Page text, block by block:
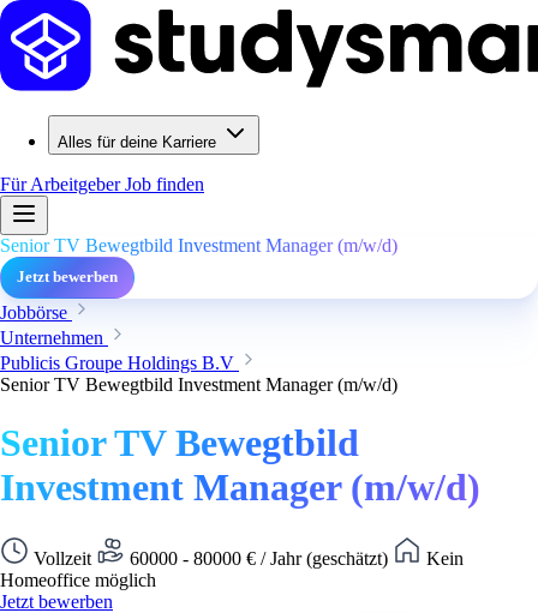
Alles für deine Karriere
Für ArbeitgeberJob finden
Senior TV Bewegtbild Investment Manager (m/w/d)
Jetzt bewerben
Jobbörse
Unternehmen
Publicis Groupe Holdings B.V
Senior TV Bewegtbild Investment Manager (m/w/d)
Senior TV Bewegtbild
Investment Manager (m/w/d)
Vollzeit 60000 - 80000 € / Jahr (geschätzt)
Kein
Homeoffice möglich
Jetzt bewerben